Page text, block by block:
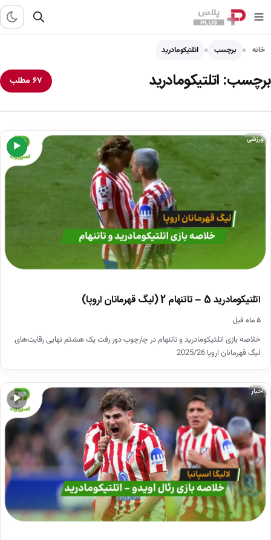
خانه برچسب اتلتیکومادرید
برچسب: اتلتیکومادرید ۶۷ مطلب
▶
ورزشی
اتلتیکومادرید 5 – تاتنهام 2 (لیگ قهرمانان اروپا)
۵ ماه قبل
خلاصه بازی اتلتیکومادرید و تاتنهام در چارچوب دور رفت یک هشتم نهایی رقابت‌های
لیگ قهرمانان اروپا 2025/26
▶
اخبار